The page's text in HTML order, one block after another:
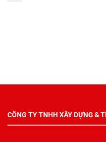
CÔNG TY TNHH XÂY DỰNG &